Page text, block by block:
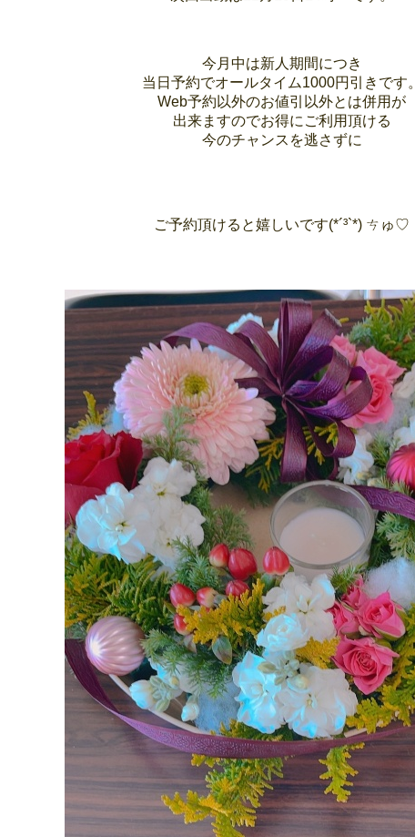
今月中は新人期間につき
当日予約でオールタイム1000円引きです。
Web予約以外のお値引以外とは併用が
出来ますのでお得にご利用頂ける
今のチャンスを逃さずに
ご予約頂けると嬉しいです(*´³`*) ㄘゅ♡